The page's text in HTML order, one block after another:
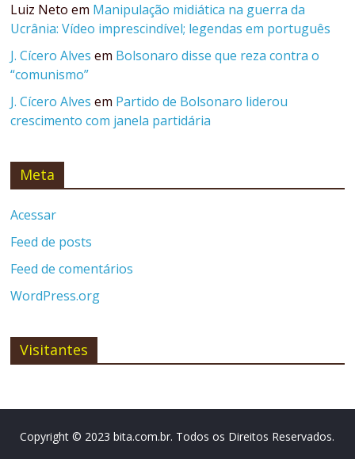
Luiz Neto em Manipulação midiática na guerra da
Ucrânia: Vídeo imprescindível; legendas em português
J. Cícero Alves em Bolsonaro disse que reza contra o
“comunismo”
J. Cícero Alves em Partido de Bolsonaro liderou
crescimento com janela partidária
Meta
Acessar
Feed de posts
Feed de comentários
WordPress.org
Visitantes
Copyright © 2023 bita.com.br. Todos os Direitos Reservados.